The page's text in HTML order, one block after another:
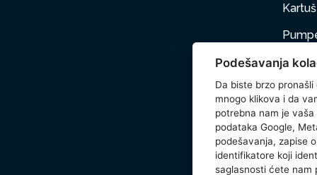
Kućni
Podešavanja
Da biste brzo
mnogo klikova i da
potrebna nam je vaša
podataka Google,
podešavanja, zapise
identifikatore koji
saglasnosti ćete nam